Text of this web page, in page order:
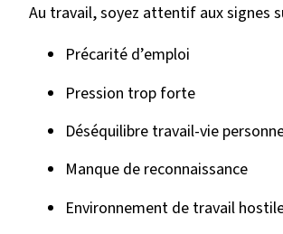
Au travail, soyez attentif aux signes
Précarité d’emploi
Pression trop forte
Déséquilibre travail-vie
Manque de reconnaissance
Environnement de travail